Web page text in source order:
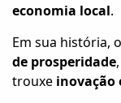
economia local.
Em sua história, o
de prosperidade
trouxe inovação